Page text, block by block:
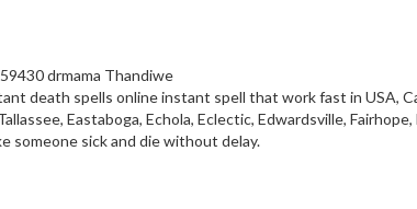
drmama Thandiwe
death spells online instant spell that work fast in USA,
Eastaboga, Echola, Eclectic, Edwardsville,
someone sick and die without delay.